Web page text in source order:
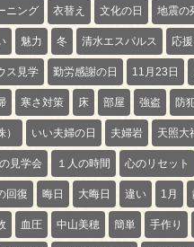
ニング 衣替え 文化の日 地震の
魅力 冬 清水エスパルス 応
ス見学 勤労感謝の日 11月23日
寒さ対策 床 部屋 強盗 防
いい夫婦の日 夫婦岩 天照大
見学会 １人の時間 心のリセット
回復 晦日 大晦日 違い 1月
血圧 中山美穂 簡単 手作り